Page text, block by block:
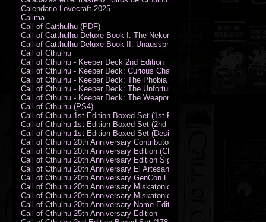
Calendario Lovecraft 2025
Calima
Call of Catthulhu (PDF)
Call of Catthulhu Deluxe Book I: The Nekonomikon
Call of Catthulhu Deluxe Book II: Unaussprechlichen Katzen
Call of Cthulhu
Call of Cthulhu - Keeper Deck 2nd Edition
Call of Cthulhu - Keeper Deck: Curious Charecter Deck
Call of Cthulhu - Keeper Deck: The Phobia Deck
Call of Cthulhu - Keeper Deck: The Unfortunate Events Deck
Call of Cthulhu - Keeper Deck: The Weapons and Artifacts Deck
Call of Cthulhu (PS4)
Call of Cthulhu 1st Edition Boxed Set (1st Printing) (CHA2009-X)
Call of Cthulhu 1st Edition Boxed Set (2nd Printing) (CHA2009-X)
Call of Cthulhu 1st Edition Boxed Set (Designer's Edition)
Call of Cthulhu 20th Anniversary Contributor Edition
Call of Cthulhu 20th Anniversary Edition (CHA2399)
Call of Cthulhu 20th Anniversary Edition Signed by Sandy Petersen
Call of Cthulhu 20th Anniversary El Artesano del Rey Edition
Call of Cthulhu 20th Anniversary GenCon Edition
Call of Cthulhu 20th Anniversary Miskatonic University Library Edition
Call of Cthulhu 20th Anniversary Miskatonic University Library Edition
Call of Cthulhu 20th Anniversary Name Edition
Call of Cthulhu 25th Anniversary Edition